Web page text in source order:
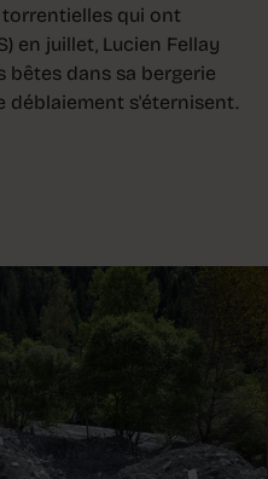
qui ont
en juillet, Lucien Fellay
bêtes dans sa bergerie
déblaiement s'éternisent.